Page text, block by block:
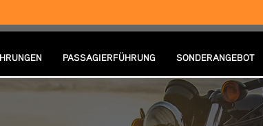
PASSAGIERFÜHRUNG SONDERANGEBOT